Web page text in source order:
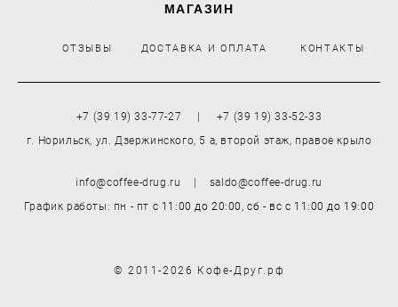
МАГАЗИН
ОТЗЫВЫ ДОСТАВКА И ОПЛАТА КОНТАКТЫ
+7 (39 19) 33-77-27 | +7 (39 19) 33-52-33
г. Норильск, ул. Дзержинского, 5 а, второй этаж, правое крыло
info@coffee-drug.ru | saldo@coffee-drug.ru
График работы: пн - пт с 11:00 до 20:00,сб - вс с 11:00 до 19:00
© 2011-2026 Кофе-Друг.рф